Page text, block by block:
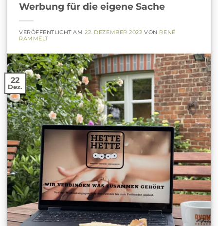
Werbung für die eigene Sache
VERÖFFENTLICHT AM22. DEZEMBER 2022 VON RENÉ
RAMMELT
22
Dez.